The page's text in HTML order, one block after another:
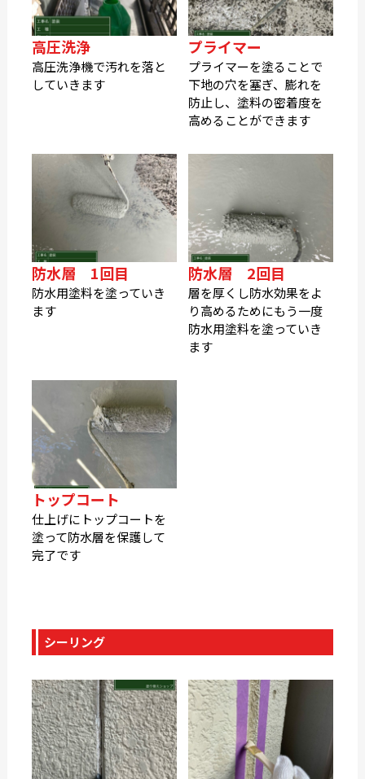
高圧洗浄
高圧洗浄機で汚れを落と
していきます
プライマー
プライマーを塗ることで
下地の穴を塞ぎ、膨れを
防止し、塗料の密着度を
高めることができます
防水層 1回目
防水用塗料を塗っていき
ます
防水層 2回目
層を厚くし防水効果をよ
り高めるためにもう一度
防水用塗料を塗っていき
ます
トップコート
仕上げにトップコートを
塗って防水層を保護して
完了です
シーリング